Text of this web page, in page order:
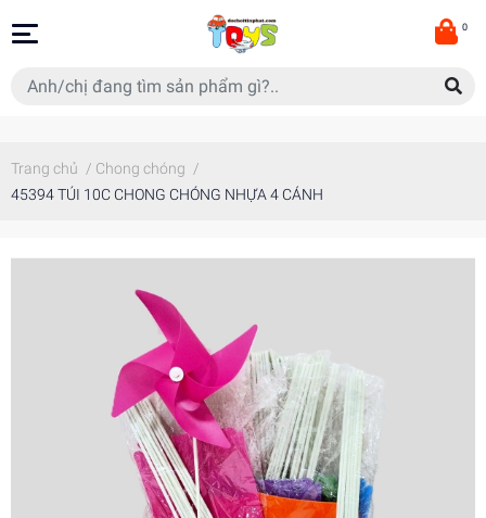
0
Trang chủ / Chong chóng /
45394 TÚI 10C CHONG CHÓNG NHỰA 4 CÁNH